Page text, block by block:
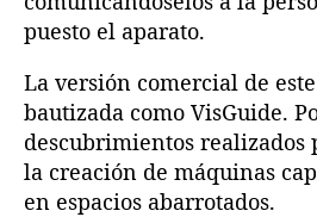
puesto el aparato.
La versión comercial de
bautizada como VisGuide.
descubrimientos
la creación de máquinas
en espacios abarrotados.